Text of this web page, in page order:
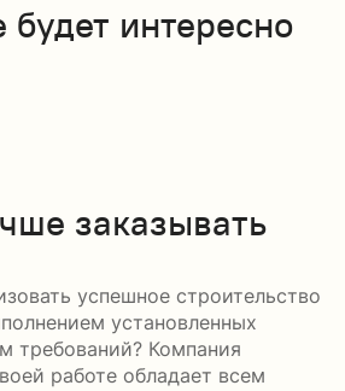
интересно
заказывать
успешное строительство
установленных
требований? Компания
работе обладает всем